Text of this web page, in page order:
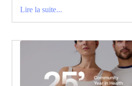
Lire la suite...